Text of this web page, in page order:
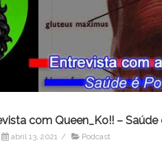
com Queen_Ko!! – Saúde
abril 13, 2021 / Podcast